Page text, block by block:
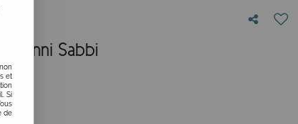
Sunni Sabbi
avis
et
Si
de